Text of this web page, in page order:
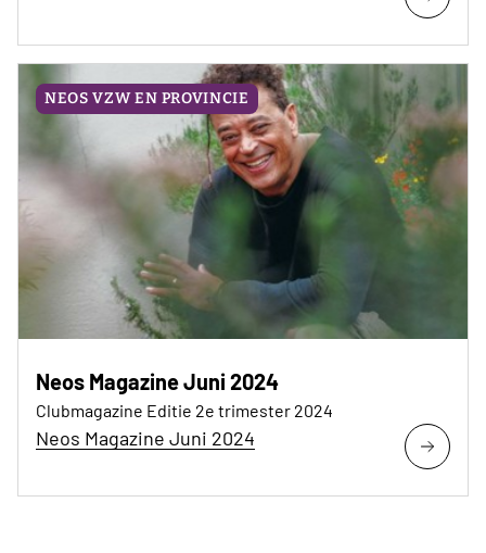
NEOS VZW EN PROVINCIE
Neos Magazine Juni 2024
Clubmagazine Editie 2e trimester 2024
Neos Magazine Juni 2024